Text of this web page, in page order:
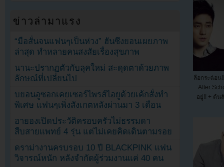
ลือกระฉ่อน
After
อยู่!! + ต้น
ข่าวล่ามาแรง
“มือสั่นจนแฟนๆเป็นห่วง” ฮันซึงยอนเผยภาพ
ล่าสุด ทำหลายคนสงสัยเรื่องสุขภาพ
นานะปรากฏตัวกับลุคใหม่ สะดุดตาด้วยภาพ
ลักษณ์ที่เปลี่ยนไป
บยอนอูซอกเคยเซอร์ไพรส์ไอยูด้วยเค้กสั่งทำ
พิเศษ แฟนๆเพิ่งสังเกตหลังผ่านมา 3 เดือน
ฮายองเปิดประวัติครอบครัวไม่ธรรมดา
สืบสายแพทย์ 4 รุ่น แต่ไม่เคยคิดเดินตามรอย
ดราม่างานครบรอบ 10 ปี BLACKPINK แฟน
วิจารณ์หนัก หลังจำกัดผู้ร่วมงานแค่ 40 คน